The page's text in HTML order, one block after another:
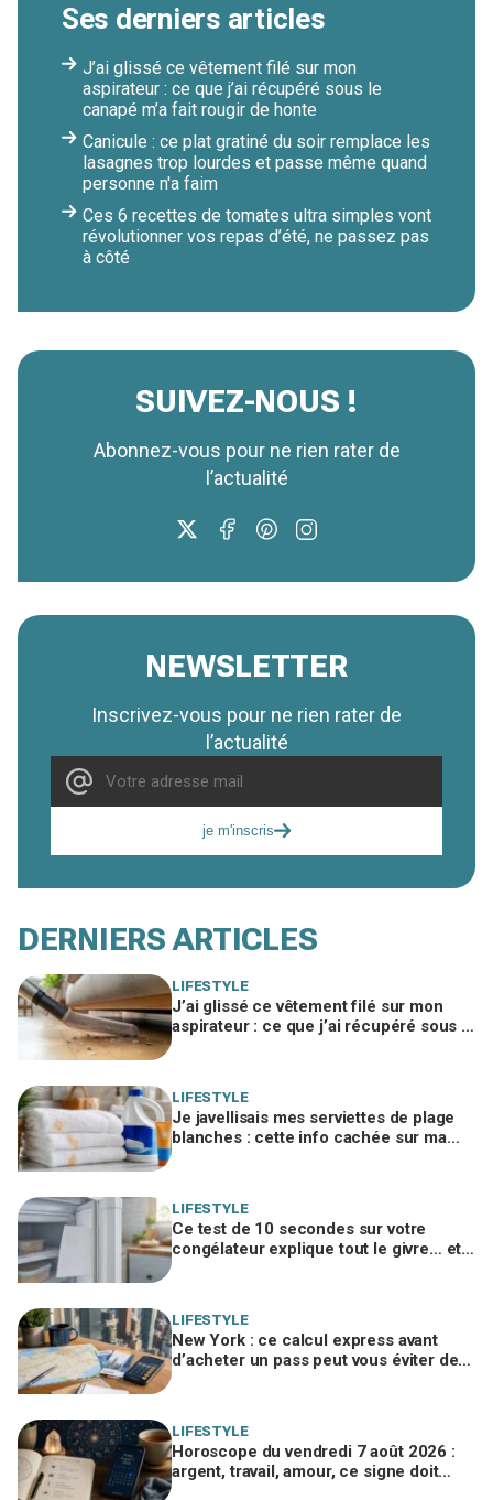
Ses derniers articles
J’ai glissé ce vêtement filé sur mon
aspirateur : ce que j’ai récupéré sous le
canapé m’a fait rougir de honte
Canicule : ce plat gratiné du soir remplace les
lasagnes trop lourdes et passe même quand
personne n'a faim
Ces 6 recettes de tomates ultra simples vont
révolutionner vos repas d’été, ne passez pas
à côté
SUIVEZ-NOUS !
Abonnez-vous pour ne rien rater de
l’actualité
NEWSLETTER
Inscrivez-vous pour ne rien rater de
l’actualité
je m'inscris
DERNIERS ARTICLES
LIFESTYLE
J’ai glissé ce vêtement filé sur mon
aspirateur : ce que j’ai récupéré sous le
LIFESTYLE
Je javellisais mes serviettes de plage
blanches : cette info cachée sur ma
LIFESTYLE
Ce test de 10 secondes sur votre
congélateur explique tout le givre… et
LIFESTYLE
New York : ce calcul express avant
d’acheter un pass peut vous éviter de
LIFESTYLE
Horoscope du vendredi 7 août 2026 :
argent, travail, amour, ce signe doit